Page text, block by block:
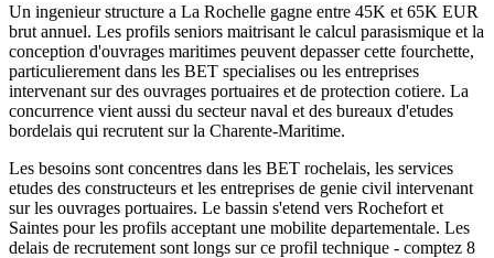
Un ingenieur structure a La Rochelle gagne entre 45K et 65K EUR
brut annuel. Les profils seniors maitrisant le calcul parasismique et la
conception d'ouvrages maritimes peuvent depasser cette fourchette,
particulierement dans les BET specialises ou les entreprises
intervenant sur des ouvrages portuaires et de protection cotiere. La
concurrence vient aussi du secteur naval et des bureaux d'etudes
bordelais qui recrutent sur la Charente-Maritime.
Les besoins sont concentres dans les BET rochelais, les services
etudes des constructeurs et les entreprises de genie civil intervenant
sur les ouvrages portuaires. Le bassin s'etend vers Rochefort et
Saintes pour les profils acceptant une mobilite departementale. Les
delais de recrutement sont longs sur ce profil technique - comptez 8